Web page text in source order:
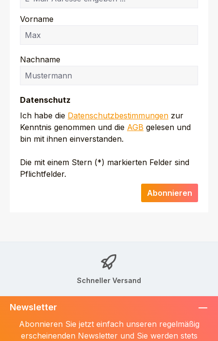
Vorname
Nachname
Datenschutz
Ich habe die Datenschutzbestimmungen zur
Kenntnis genommen und die AGB gelesen und
bin mit ihnen einverstanden.
Die mit einem Stern (*) markierten Felder sind
Pflichtfelder.
Abonnieren
Schneller Versand
Newsletter
Abonnieren Sie jetzt einfach unseren regelmäßig
erscheinenden Newsletter und Sie werden stets